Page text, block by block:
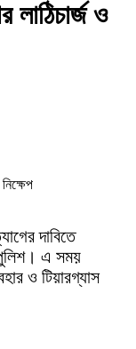
লাঠিচার্জ ও
দাবিতে
পুলিশ। এ সময়
ও টিয়ারগ্যাস